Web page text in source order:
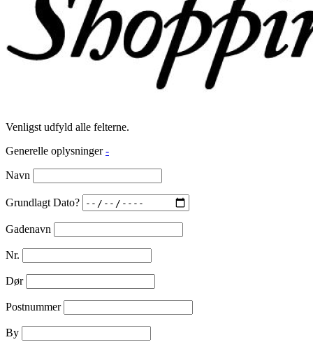
Venligst udfyld alle felterne.
Generelle oplysninger -
Navn
Grundlagt Dato?
Gadenavn
Nr.
Dør
Postnummer
By